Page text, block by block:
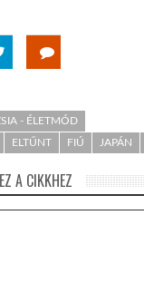
- ÉLETMÓD
ELTŰNT FIÚ JAPÁN
A CIKKHEZ